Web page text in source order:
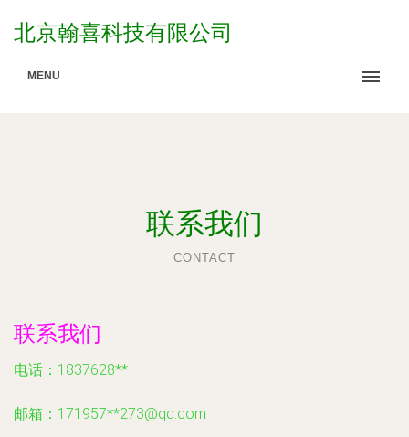
北京翰喜科技有限公司
MENU
联系我们
CONTACT
联系我们
电话：1837628**
邮箱：171957**273@qq.com